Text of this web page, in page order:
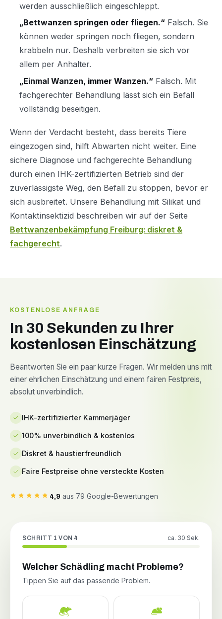
werden ausschließlich eingeschleppt.
„Bettwanzen springen oder fliegen.“ Falsch. Sie
können weder springen noch fliegen, sondern
krabbeln nur. Deshalb verbreiten sie sich vor
allem per Anhalter.
„Einmal Wanzen, immer Wanzen.“ Falsch. Mit
fachgerechter Behandlung lässt sich ein Befall
vollständig beseitigen.
Wenn der Verdacht besteht, dass bereits Tiere
eingezogen sind, hilft Abwarten nicht weiter. Eine
sichere Diagnose und fachgerechte Behandlung
durch einen IHK-zertifizierten Betrieb sind der
zuverlässigste Weg, den Befall zu stoppen, bevor er
sich ausbreitet. Unsere Behandlung mit Silikat und
Kontaktinsektizid beschreiben wir auf der Seite
Bettwanzenbekämpfung Freiburg: diskret &
fachgerecht.
KOSTENLOSE ANFRAGE
In 30 Sekunden zu Ihrer
kostenlosen Einschätzung
Beantworten Sie ein paar kurze Fragen. Wir melden uns mit
einer ehrlichen Einschätzung und einem fairen Festpreis,
absolut unverbindlich.
IHK-zertifizierter Kammerjäger
100% unverbindlich & kostenlos
Diskret & haustierfreundlich
Faire Festpreise ohne versteckte Kosten
4,9 aus 79 Google-Bewertungen
SCHRITT 1 VON 4 ca. 30 Sek.
Welcher Schädling macht Probleme?
Tippen Sie auf das passende Problem.